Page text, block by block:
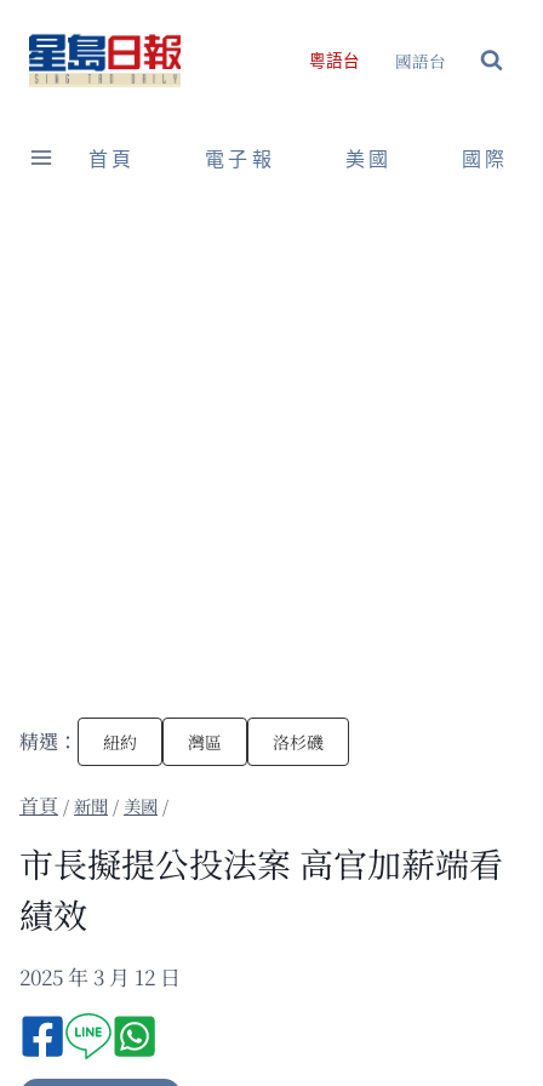
content
粵語台 國語台
首頁 電子報 美國 國際
精選： 紐約 灣區 洛杉磯
/新聞 / 美國 /
市長擬提公投法案 高官加薪端看
績效
2025 年 3 月 12 日